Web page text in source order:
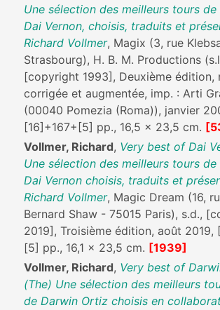
Une sélection des meilleurs tours
Dai Vernon, choisis, traduits et
Richard Vollmer, Magix (3, rue
Strasbourg), H. B. M. Productions
[copyright 1993], Deuxième édition,
corrigée et augmentée, imp. : Arti
(00040 Pomezia (Roma)), janvier
[16]+167+[5] pp., 16,5 x 23,5 cm.
Vollmer, Richard, Very best of Dai
Une sélection des meilleurs tours
Dai Vernon choisis, traduits et
Richard Vollmer, Magic Dream (16,
Bernard Shaw - 75015 Paris), s.d.,
2019], Troisième édition, août 2019,
[5] pp., 16,1 x 23,5 cm. [1939]
Vollmer, Richard, Very best of
(The) Une sélection des meilleurs
de Darwin Ortiz choisis en